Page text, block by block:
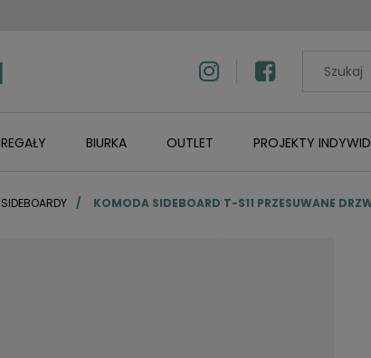
REGAŁY BIURKA OUTLET PROJEKTY
SIDEBOARDY KOMODA SIDEBOARD T-S11 PRZESUWANE